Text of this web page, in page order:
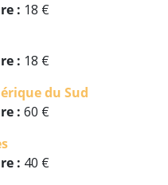
: 18 €
: 18 €
du Sud
: 60 €
: 40 €